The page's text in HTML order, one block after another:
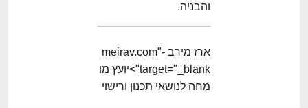
והבניה.
ארז מירב -meirav.com"
target="_blank">יועץ מו
מחה לנושאי תכנון ורישוי